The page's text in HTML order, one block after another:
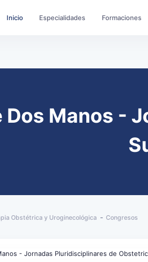
Inicio Especialidades Formaciones
Dos Manos -
Obstétrica y Uroginecológica Congresos